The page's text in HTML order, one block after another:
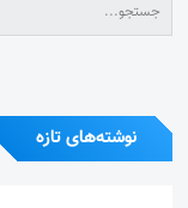
نوشته‌های تازه